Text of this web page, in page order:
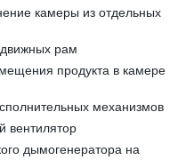
камеры из отдельных
рам
продукта в камере
механизмов
вентилятор
дымогенератора на